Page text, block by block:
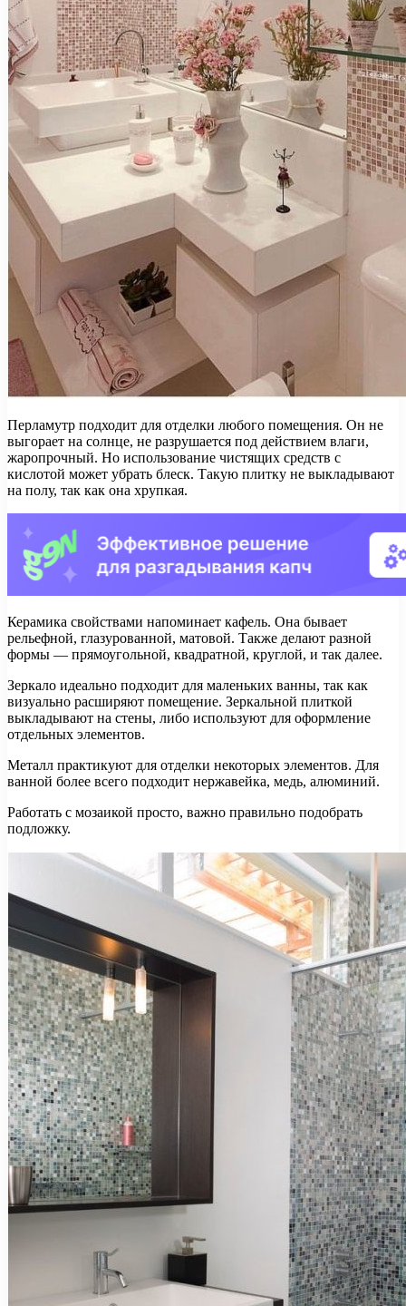
Перламутр подходит для отделки любого помещения. Он не
выгорает на солнце, не разрушается под действием влаги,
жаропрочный. Но использование чистящих средств с
кислотой может убрать блеск. Такую плитку не выкладывают
на полу, так как она хрупкая.
Керамика свойствами напоминает кафель. Она бывает
рельефной, глазурованной, матовой. Также делают разной
формы — прямоугольной, квадратной, круглой, и так далее.
Зеркало идеально подходит для маленьких ванны, так как
визуально расширяют помещение. Зеркальной плиткой
выкладывают на стены, либо используют для оформление
отдельных элементов.
Металл практикуют для отделки некоторых элементов. Для
ванной более всего подходит нержавейка, медь, алюминий.
Работать с мозаикой просто, важно правильно подобрать
подложку.